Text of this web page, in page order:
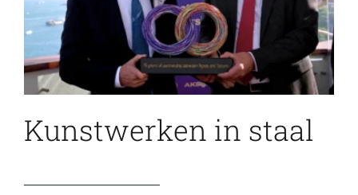
Kunstwerken in staal